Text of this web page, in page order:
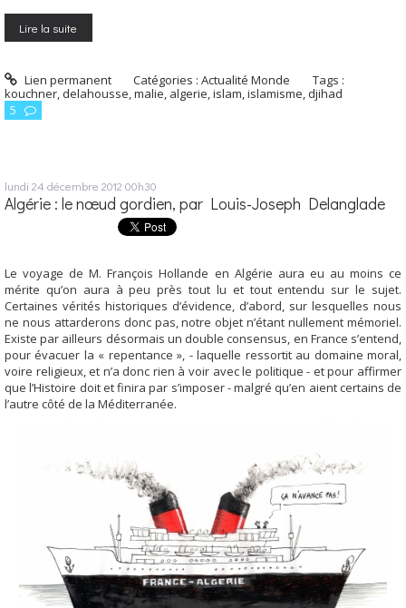
Lire la suite
Lien permanent Catégories :Actualité Monde
Tags :
kouchner, delahousse,malie, algerie,islam,islamisme, djihad
5
lundi 24 décembre 2012 00h30
Algérie : le nœud gordien, par Louis-Joseph Delanglade
Le voyage de M. François Hollande en Algérie aura eu au moins ce
mérite qu’on aura à peu près tout lu et tout entendu sur le sujet.
Certaines vérités historiques d’évidence, d’abord, sur lesquelles nous
ne nous attarderons donc pas, notre objet n’étant nullement mémoriel.
Existe par ailleurs désormais un double consensus, en France s’entend,
pour évacuer la « repentance », - laquelle ressortit au domaine moral,
voire religieux, et n’a donc rien à voir avec le politique - et pour affirmer
que l’Histoire doit et finira par s’imposer - malgré qu’en aient certains de
l’autre côté de la Méditerranée.